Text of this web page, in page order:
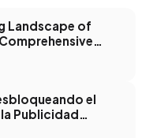
Landscape of
el
Publicidad